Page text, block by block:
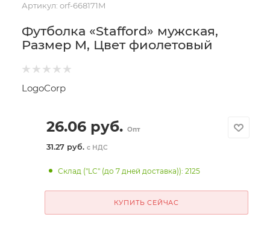
Артикул: orf-668171M
Футболка «Stafford» мужская,
Размер M, Цвет фиолетовый
LogoCorp
26.06руб. Опт
31.27 руб. с НДС
Склад ("LC" (до 7 дней доставка)): 2125
КУПИТЬ СЕЙЧАС